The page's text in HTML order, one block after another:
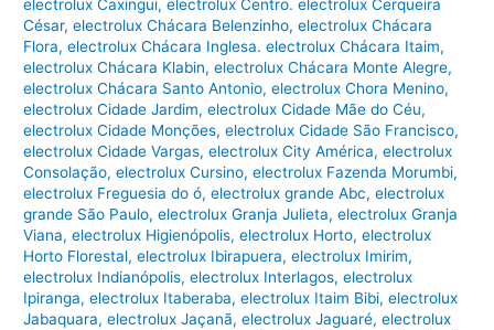
electrolux Caxingui,electrolux Centro. electrolux Cerqueira
César,electrolux Chácara Belenzinho,electrolux Chácara
Flora,electrolux Chácara Inglesa. electrolux Chácara Itaim,
electrolux Chácara Klabin,electrolux Chácara Monte Alegre,
electrolux Chácara Santo Antonio,electrolux Chora Menino,
electrolux Cidade Jardim,electrolux Cidade Mãe do Céu,
electrolux Cidade Monções,electrolux Cidade São Francisco,
electrolux Cidade Vargas,electrolux City América,electrolux
Consolação,electrolux Cursino,electrolux Fazenda Morumbi,
electrolux Freguesia do ó,electrolux grande Abc,electrolux
grande São Paulo,electrolux Granja Julieta,electrolux Granja
Viana,electrolux Higienópolis,electrolux Horto,electrolux
Horto Florestal,electrolux Ibirapuera,electrolux Imirim,
electrolux Indianópolis,electrolux Interlagos,electrolux
Ipiranga,electrolux Itaberaba,electrolux Itaim Bibi,electrolux
Jabaquara,electrolux Jaçanã,electrolux Jaguaré,electrolux